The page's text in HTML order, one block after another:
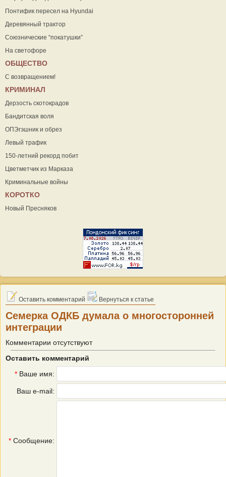
Понтифик пересел на Hyundai
Деревянный трактор
Союзнические “покатушки”
На светофоре
ОБЩЕСТВО
С возвращением!
КРИМИНАЛ
Дерзость скотокрадов
Бандитская воля
ОПЭгэшник и обрез
Левый трафик
150-летний рекорд побит
Цветметчик из Марказа
Криминальные войны
КОРОТКО
Новый Пресняков
Оставить комментарий Вернуться к статье
Семерка ОДКБ думала о многосторонней
интеграции
Комментарии отсутствуют
Оставить комментарий
* Ваше имя:
Ваш e-mail:
* Сообщение: